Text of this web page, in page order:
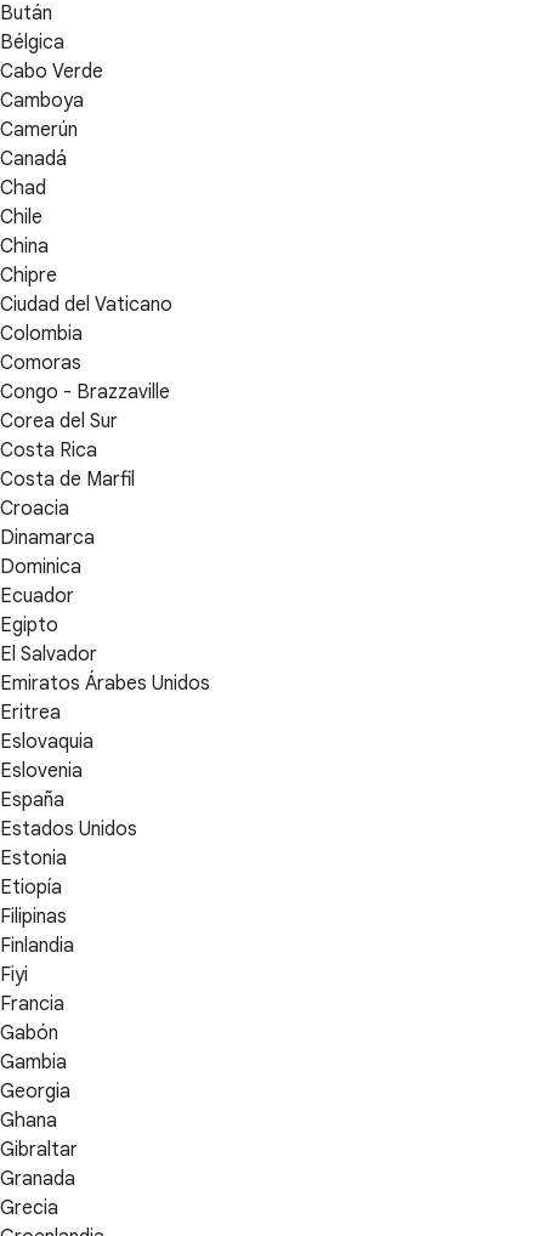
Bután
Bélgica
Cabo Verde
Camboya
Camerún
Canadá
Chad
Chile
China
Chipre
Ciudad del Vaticano
Colombia
Comoras
Congo - Brazzaville
Corea del Sur
Costa Rica
Costa de Marfil
Croacia
Dinamarca
Dominica
Ecuador
Egipto
El Salvador
Emiratos Árabes Unidos
Eritrea
Eslovaquia
Eslovenia
España
Estados Unidos
Estonia
Etiopía
Filipinas
Finlandia
Fiyi
Francia
Gabón
Gambia
Georgia
Ghana
Gibraltar
Granada
Grecia